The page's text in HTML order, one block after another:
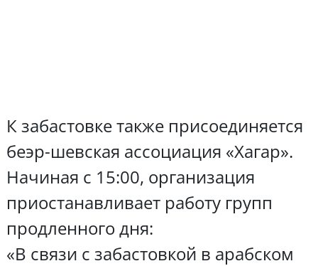
К забастовке также присоединяется
беэр-шевская ассоциация «Хагар».
Начиная с 15:00, организация
приостанавливает работу групп
продленного дня:
«В связи с забастовкой в арабском